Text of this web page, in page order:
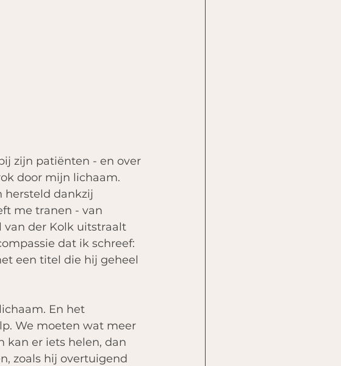
zijn patiënten - en over
door mijn lichaam.
hersteld dankzij
me tranen - van
van der Kolk uitstraalt
dat ik schreef:
een titel die hij geheel
En het
We moeten wat meer
kan er iets helen, dan
zoals hij overtuigend